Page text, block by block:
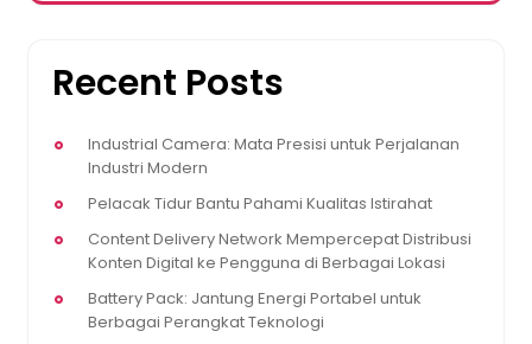
Recent Posts
Industrial Camera: Mata Presisi untuk Perjalanan
Industri Modern
Pelacak Tidur Bantu Pahami Kualitas Istirahat
Content Delivery Network Mempercepat Distribusi
Konten Digital ke Pengguna di Berbagai Lokasi
Battery Pack: Jantung Energi Portabel untuk
Berbagai Perangkat Teknologi